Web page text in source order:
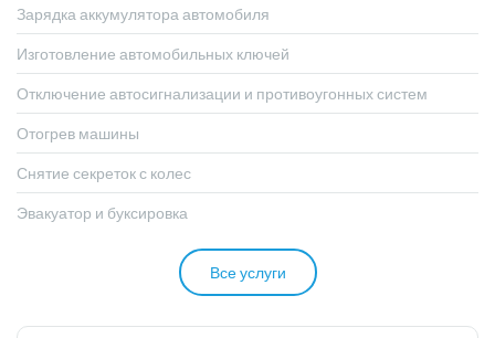
Зарядка аккумулятора автомобиля
Изготовление автомобильных ключей
Отключение автосигнализации и противоугонных систем
Отогрев машины
Снятие секреток с колес
Эвакуатор и буксировка
Все услуги